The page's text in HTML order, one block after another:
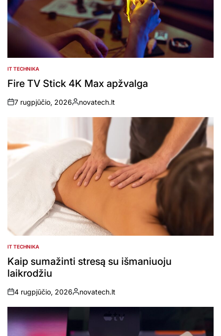
POSTED
IN
IT TECHNIKA
Fire TV Stick 4K Max apžvalga
on
7 rugpjūčio, 2026
Posted
by
novatech.lt
POSTED
IN
IT TECHNIKA
Kaip sumažinti stresą su išmaniuoju
laikrodžiu
on
4 rugpjūčio, 2026
Posted
by
novatech.lt